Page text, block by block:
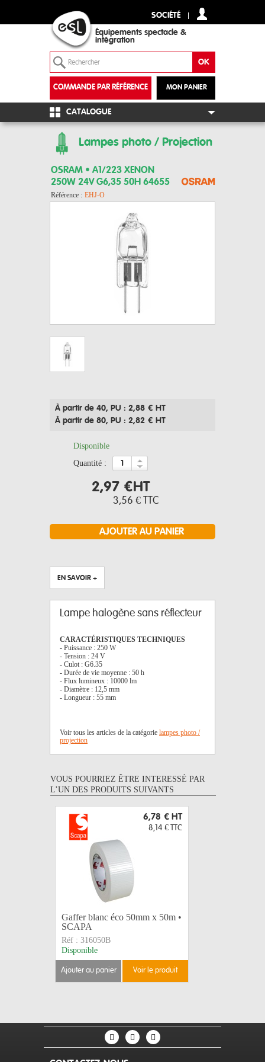
SOCIÉTÉ
Équipements spectacle &
intégration
MON PANIER
COMMANDE PAR RÉFÉRENCE
+
CATALOGUE
Lampes photo / Projection
OSRAM • A1/223 XENON
250W 24V G6,35 50H 64655
Référence : EHJ-O
À partir de 40, PU : 2,88 € HT
À partir de 80, PU : 2,82 € HT
Disponible
quantité :
2,97 €HT
3,56 € TTC
EN SAVOIR +
Lampe halogène sans réflecteur
CARACTÉRISTIQUES TECHNIQUES
- Puissance : 250 W
- Tension : 24 V
- Culot : G6.35
- Durée de vie moyenne : 50 h
- Flux lumineux : 10000 lm
- Diamètre : 12,5 mm
- Longueur : 55 mm
Voir tous les articles de la catégorie lampes photo /
projection
VOUS POURRIEZ ÊTRE INTERESSÉ PAR
L’UN DES PRODUITS SUIVANTS
6,78 € HT
8,14 € TTC
Gaffer blanc éco 50mm x 50m •
SCAPA
Réf : 316050B
Disponible
ajouter au panier voir le produit